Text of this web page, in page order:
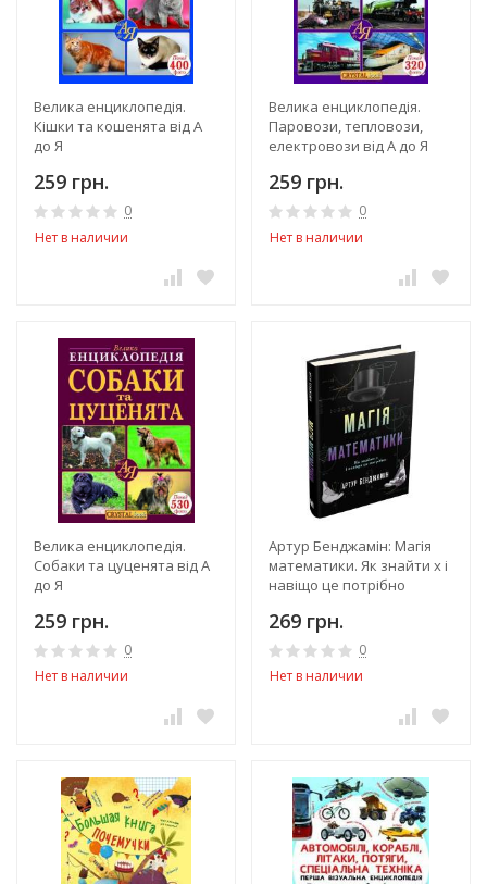
Велика енциклопедія.
Кішки та кошенята від А
до Я
259 грн.
0
Нет в наличии
Велика енциклопедія.
Паровози, тепловози,
електровози від А до Я
259 грн.
0
Нет в наличии
Велика енциклопедія.
Собаки та цуценята від А
до Я
259 грн.
0
Нет в наличии
Артур Бенджамін: Магія
математики. Як знайти x і
навіщо це потрібно
269 грн.
0
Нет в наличии